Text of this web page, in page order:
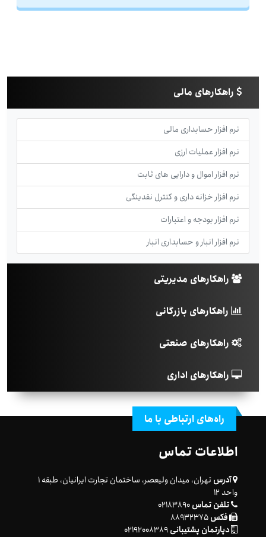
راهکارهای مالی
نرم افزار حسابداری مالی
نرم افزار عملیات ارزی
نرم افزار اموال و دارایی های ثابت
نرم افزار خزانه داری و کنترل نقدینگی
نرم افزار بودجه و اعتبارات
نرم افزار انبار و حسابداری انبار
راهکارهای مدیریتی
راهکارهای بازرگانی
راهکارهای صنعتی
راهکارهای اداری
راه‌های ارتباطی با ما
اطلاعات تماس
آدرس
تهران، میدان ولیعصر، ساختمان تجارت ایرانیان، طبقه ۱
واحد ۱۲
تلفن تماس۰۲۱۸۳۸۹۰
فکس
دپارتمان پشتیبانی۰۲۱۹۲۰۰۸۳۸۹